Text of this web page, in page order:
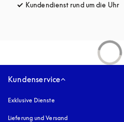
Kundendienst rund um die Uhr
Kundenservice
Exklusive Dienste
Lieferung und Versand